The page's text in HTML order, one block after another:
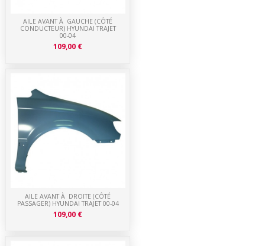
AILE AVANT À DROITE (CÔTÉ
PASSAGER) HYUNDAI TRAJET 00-04
109,00 €
AILE AVANT À GAUCHE (CÔTÉ
CONDUCTEUR) HYUNDAI TRAJET
00-04
109,00 €